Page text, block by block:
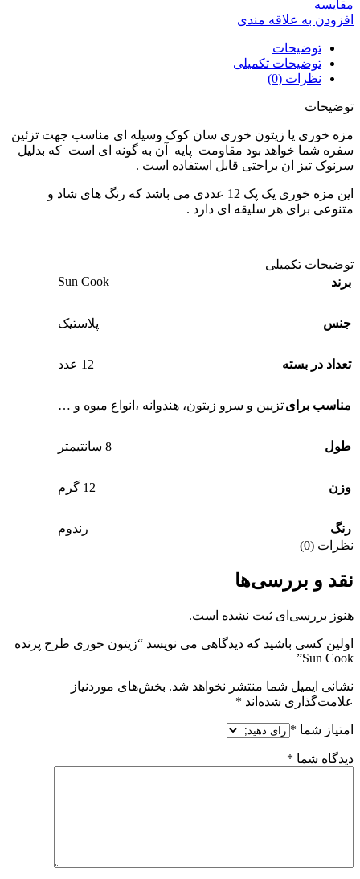
مقايسه
افزودن به علاقه مندی
توضیحات
توضیحات تکمیلی
نظرات (0)
توضیحات
مزه خوری یا زیتون خوری سان کوک وسیله ای مناسب جهت تزئین
سفره شما خواهد بود مقاومت پایه آن به گونه ای است که بدلیل
سرنوک تیز ان براحتی قابل استفاده است .
این مزه خوری یک پک 12 عددی می باشد که رنگ های شاد و
متنوعی برای هر سلیقه ای دارد .
توضیحات تکمیلی
برند
Sun Cook
جنس پلاستیک
تعداد در بسته 12 عدد
مناسب برایتزیین و سرو زیتون، هندوانه ،انواع میوه و …
طول 8 سانتیمتر
وزن 12 گرم
رنگ
رندوم
نظرات (0)
نقد و بررسی‌ها
هنوز بررسی‌ای ثبت نشده است.
اولین کسی باشید که دیدگاهی می نویسد “زیتون خوری طرح پرنده
Sun Cook”
نشانی ایمیل شما منتشر نخواهد شد. بخش‌های موردنیاز
علامت‌گذاری شده‌اند *
امتیاز شما *
دیدگاه شما *